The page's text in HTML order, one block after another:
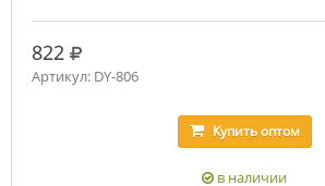
822 руб.
Артикул: DY-806
Купитьоптом
в наличии